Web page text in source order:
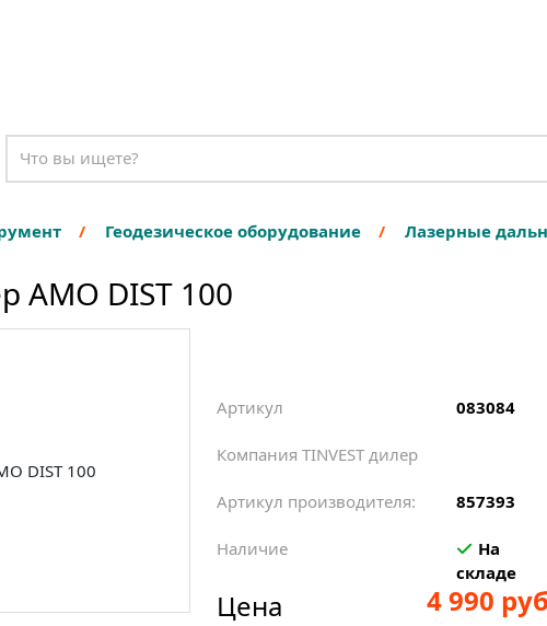
Геодезическое оборудование Лазерные
AMO DIST 100
Артикул 083084
Компания TINVEST дилер
Артикул производителя: 857393
Наличие
На
складе
Цена 4 990